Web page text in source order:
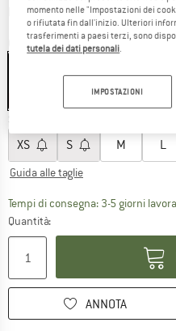
più Spese di spedizione
Colore:Lichen
XS S M L
Guida alle taglie
Tempi di consegna: 3-5 giorni
Quantità:
ANNOTA
momento nelle "Impostazioni dei
o rifiutata fin dall'inizio. Ulteriori
trasferimenti a paesi terzi, sono
tutela dei dati personali.
IMPOSTAZIONI